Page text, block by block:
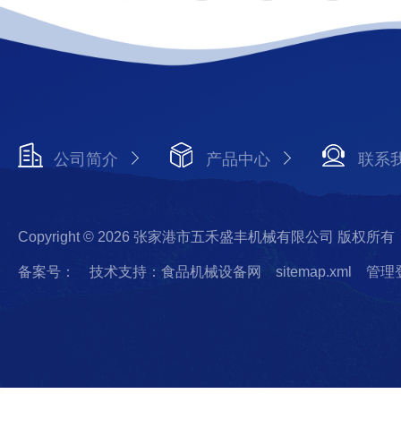
公司简介 产品中心 联系
Copyright © 2026 张家港市五禾盛丰机械有限公司 版权所有
备案号： 技术支持：食品机械设备网 sitemap.xml 管理